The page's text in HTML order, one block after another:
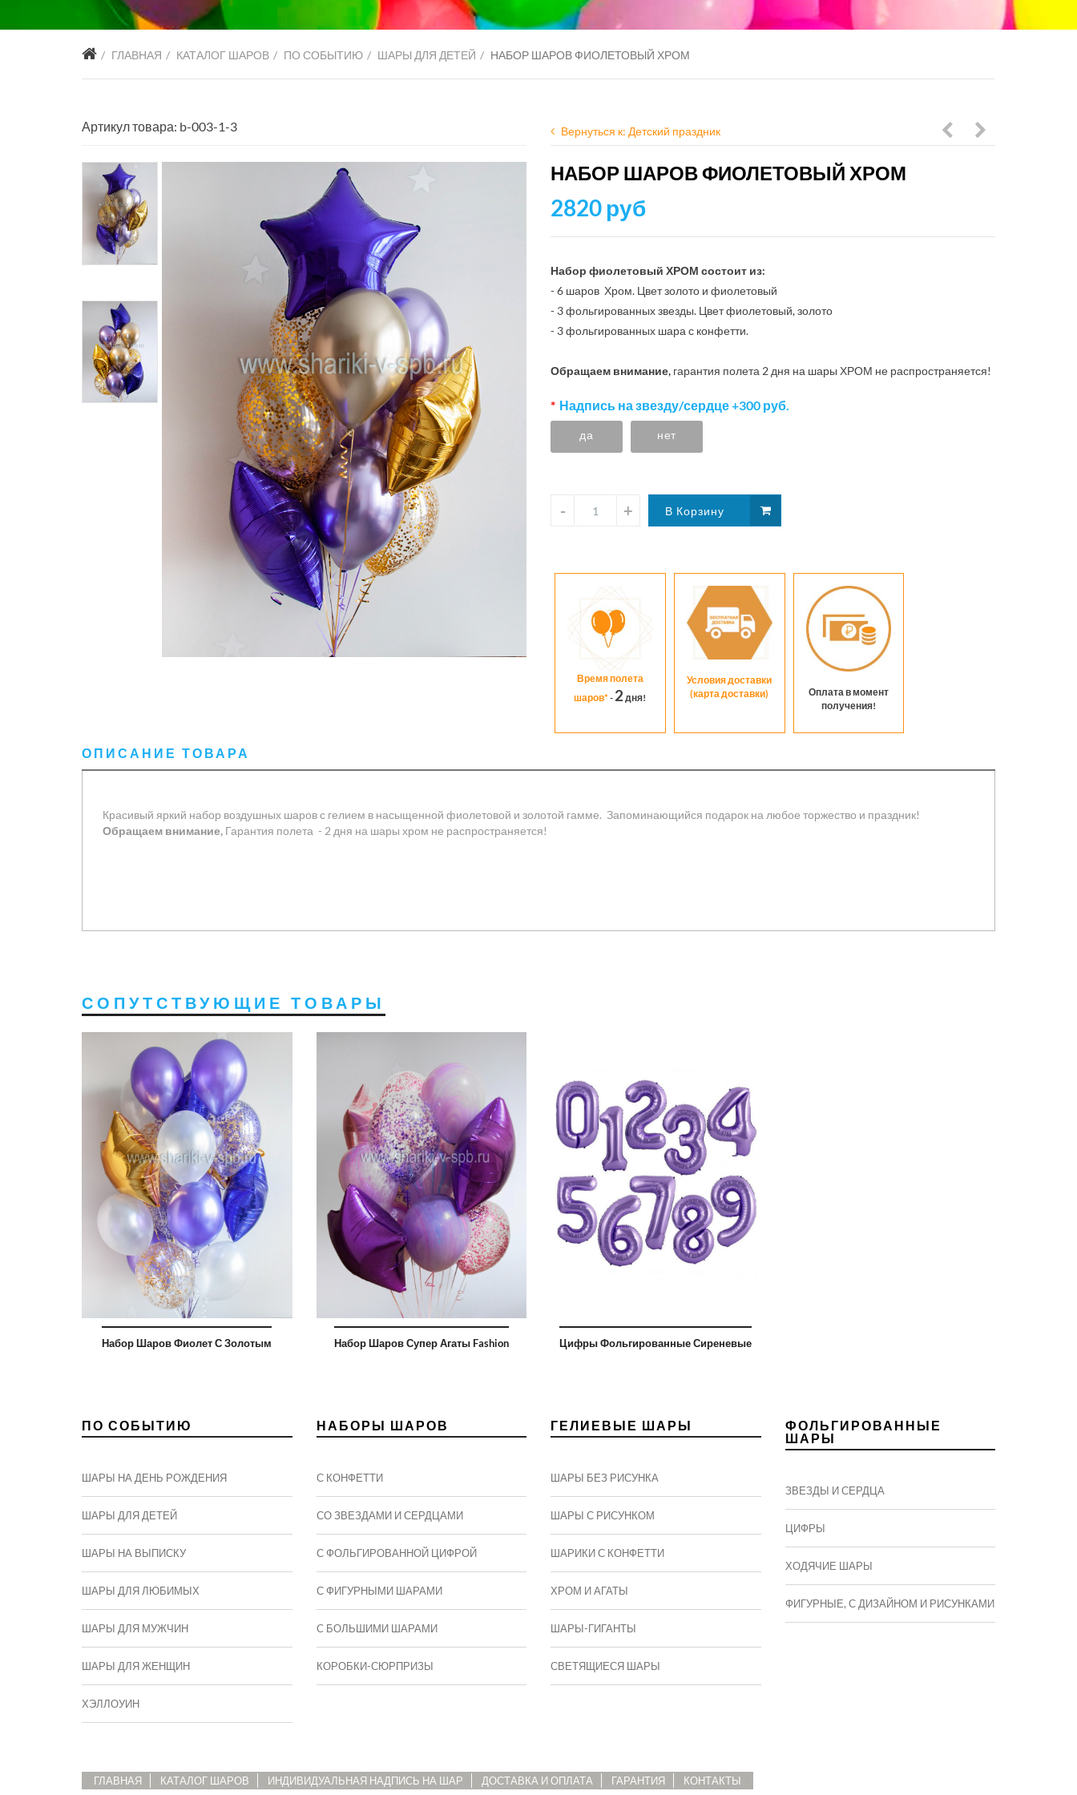
ГЛАВНАЯ КАТАЛОГ ШАРОВ ПО СОБЫТИЮ ШАРЫ ДЛЯ ДЕТЕЙ НАБОР ШАРОВ ФИОЛЕТОВЫЙ ХРОМ
Артикул товара: b-003-1-3 Вернуться к: Детский праздник
Фиолетовой
бантиками
НАБОР ШАРОВ ФИОЛЕТОВЫЙ ХРОМ
2820 руб
Набор фиолетовый ХРОМ состоит из:
- 6 шаров Хром. Цвет золото и фиолетовый
- 3 фольгированных звезды. Цвет фиолетовый, золото
- 3 фольгированных шара с конфетти.
Обращаем внимание, гарантия полета 2 дня на шары ХРОМ не распространяется!
Надпись на звезду/сердце +300 руб.
да нет
Время полета
шаров*- 2 дня!
Условия доставки
(карта доставки)
Оплата в момент
получения!
ОПИСАНИЕ ТОВАРА
Красивый яркий набор воздушных шаров с гелием в насыщенной фиолетовой и золотой гамме. Запоминающийся подарок на любое торжество и праздник!
Обращаем внимание, Гарантия полета - 2 дня на шары хром не распространяется!
СОПУТСТВУЮЩИЕ ТОВАРЫ
Набор Шаров Фиолет С Золотым Набор Шаров Супер Агаты Fashion Цифры Фольгированные Сиреневые
ПО СОБЫТИЮ
ШАРЫ НА ДЕНЬ РОЖДЕНИЯ
ШАРЫ ДЛЯ ДЕТЕЙ
ШАРЫ НА ВЫПИСКУ
ШАРЫ ДЛЯ ЛЮБИМЫХ
ШАРЫ ДЛЯ МУЖЧИН
ШАРЫ ДЛЯ ЖЕНЩИН
ХЭЛЛОУИН
НАБОРЫ ШАРОВ
С КОНФЕТТИ
СО ЗВЕЗДАМИ И СЕРДЦАМИ
С ФОЛЬГИРОВАННОЙ ЦИФРОЙ
С ФИГУРНЫМИ ШАРАМИ
C БОЛЬШИМИ ШАРАМИ
КОРОБКИ-СЮРПРИЗЫ
ГЕЛИЕВЫЕ ШАРЫ
ШАРЫ БЕЗ РИСУНКА
ШАРЫ С РИСУНКОМ
ШАРИКИ С КОНФЕТТИ
ХРОМ И АГАТЫ
ШАРЫ-ГИГАНТЫ
СВЕТЯЩИЕСЯ ШАРЫ
ФОЛЬГИРОВАННЫЕ
ШАРЫ
ЗВЕЗДЫ И СЕРДЦА
ЦИФРЫ
ХОДЯЧИЕ ШАРЫ
ФИГУРНЫЕ, С ДИЗАЙНОМ И РИСУНКАМИ
ГЛАВНАЯ КАТАЛОГ ШАРОВ ИНДИВИДУАЛЬНАЯ НАДПИСЬ НА ШАР ДОСТАВКА И ОПЛАТА ГАРАНТИЯ КОНТАКТЫ